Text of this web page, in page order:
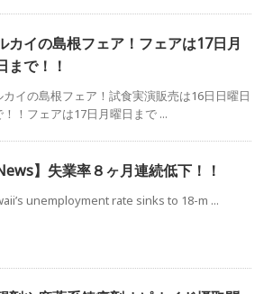
カイの島根フェア！フェアは17日月
まで！！
カイの島根フェア！試食実演販売は16日日曜日
！！フェアは17日月曜日まで ...
News】失業率８ヶ月連続低下！！
unemployment rate sinks to 18-m ...